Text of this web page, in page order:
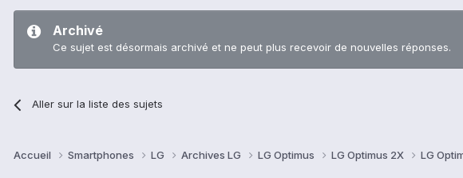
Archivé
Ce sujet est désormais archivé et ne peut plus recevoir de nouvelles réponses.
Aller sur la liste des sujets
Accueil Smartphones LG Archives LG LG Optimus LG Optimus 2X LG